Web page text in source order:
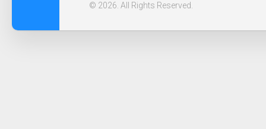
© 2026. All Rights Reserved.